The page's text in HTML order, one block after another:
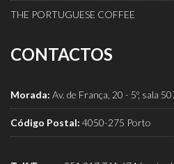
THE PORTUGUESE COFFEE
CONTACTOS
Morada: Av. de França, 20 - 5º, sala
Código Postal: 4050-275 Porto